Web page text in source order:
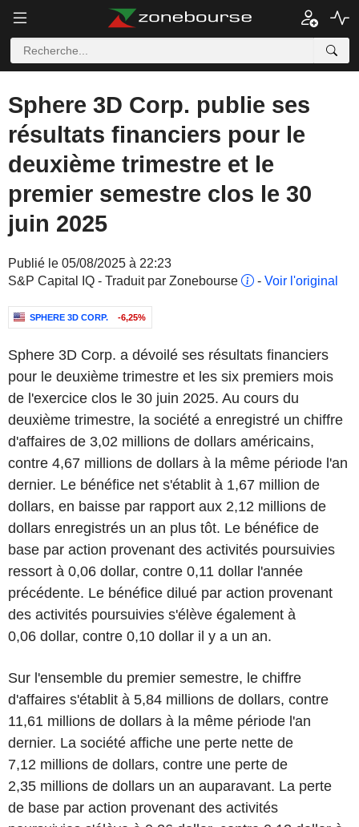
Sphere 3D Corp. publie ses
résultats financiers pour le
deuxième trimestre et le
premier semestre clos le 30
juin 2025
Publié le 05/08/2025 à 22:23
S&P Capital IQ - Traduit par Zonebourse
- Voir l'original
SPHERE 3D CORP. -6,25%
Sphere 3D Corp. a dévoilé ses résultats financiers
pour le deuxième trimestre et les six premiers mois
de l'exercice clos le 30 juin 2025. Au cours du
deuxième trimestre, la société a enregistré un chiffre
d'affaires de 3,02 millions de dollars américains,
contre 4,67 millions de dollars à la même période l'an
dernier. Le bénéfice net s'établit à 1,67 million de
dollars, en baisse par rapport aux 2,12 millions de
dollars enregistrés un an plus tôt. Le bénéfice de
base par action provenant des activités poursuivies
ressort à 0,06 dollar, contre 0,11 dollar l'année
précédente. Le bénéfice dilué par action provenant
des activités poursuivies s'élève également à
0,06 dollar, contre 0,10 dollar il y a un an.
Sur l'ensemble du premier semestre, le chiffre
d'affaires s'établit à 5,84 millions de dollars, contre
11,61 millions de dollars à la même période l'an
dernier. La société affiche une perte nette de
7,12 millions de dollars, contre une perte de
2,35 millions de dollars un an auparavant. La perte
de base par action provenant des activités